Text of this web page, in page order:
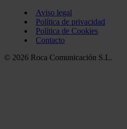
Aviso legal
Política de privacidad
Política de Cookies
Contacto
© 2026 Roca Comunicación S.L.